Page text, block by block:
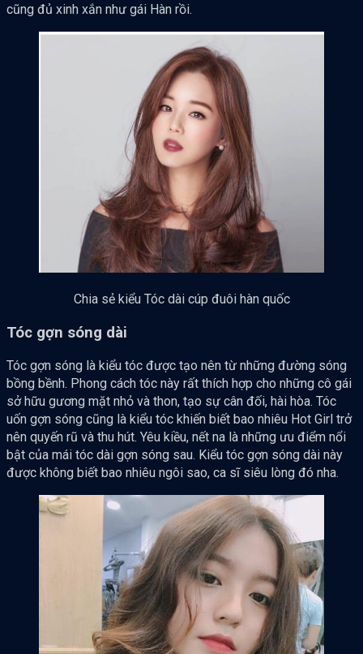
cũng đủ xinh xắn như gái Hàn rồi.
Chia sẻ kiểu Tóc dài cúp đuôi hàn quốc
Tóc gợn sóng dài
Tóc gợn sóng là kiểu tóc được tạo nên từ những đường sóng
bồng bềnh. Phong cách tóc này rất thích hợp cho những cô gái
sở hữu gương mặt nhỏ và thon, tạo sự cân đối, hài hòa. Tóc
uốn gợn sóng cũng là kiểu tóc khiến biết bao nhiêu Hot Girl trở
nên quyến rũ và thu hút. Yêu kiều, nết na là những ưu điểm nổi
bật của mái tóc dài gợn sóng sau. Kiểu tóc gợn sóng dài này
được không biết bao nhiêu ngôi sao, ca sĩ siêu lòng đó nha.